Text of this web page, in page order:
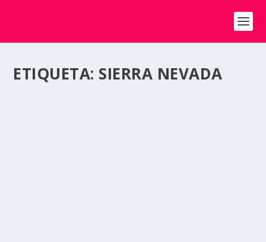
ETIQUETA: SIERRA NEVADA